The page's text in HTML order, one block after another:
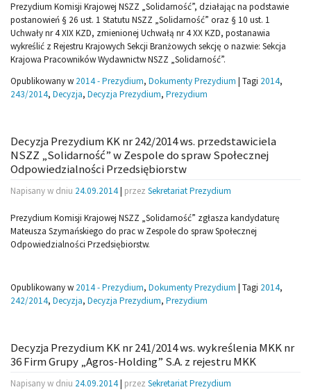
Prezydium Komisji Krajowej NSZZ „Solidarność”, działając na podstawie
postanowień § 26 ust. 1 Statutu NSZZ „Solidarność” oraz § 10 ust. 1
Uchwały nr 4 XIX KZD, zmienionej Uchwałą nr 4 XX KZD, postanawia
wykreślić z Rejestru Krajowych Sekcji Branżowych sekcję o nazwie: Sekcja
Krajowa Pracowników Wydawnictw NSZZ „Solidarność”.
Opublikowany w 2014 - Prezydium, Dokumenty Prezydium | Tagi 2014,
243/2014, Decyzja, Decyzja Prezydium, Prezydium
Decyzja Prezydium KK nr 242/2014 ws. przedstawiciela
NSZZ „Solidarność” w Zespole do spraw Społecznej
Odpowiedzialności Przedsiębiorstw
Napisany w dniu 24.09.2014| przez Sekretariat Prezydium
Prezydium Komisji Krajowej NSZZ „Solidarność” zgłasza kandydaturę
Mateusza Szymańskiego do prac w Zespole do spraw Społecznej
Odpowiedzialności Przedsiębiorstw.
Opublikowany w 2014 - Prezydium, Dokumenty Prezydium | Tagi 2014,
242/2014, Decyzja, Decyzja Prezydium, Prezydium
Decyzja Prezydium KK nr 241/2014 ws. wykreślenia MKK nr
36 Firm Grupy „Agros-Holding” S.A. z rejestru MKK
Napisany w dniu 24.09.2014| przez Sekretariat Prezydium